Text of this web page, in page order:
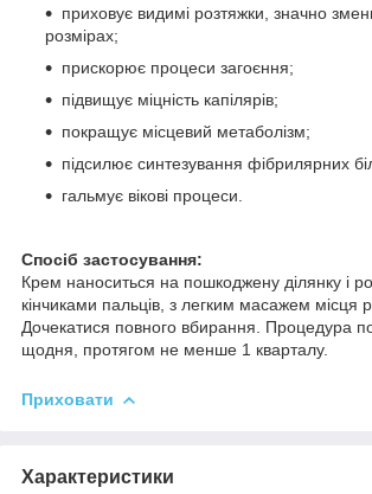
приховує видимі розтяжки, значно
розмірах;
прискорює процеси загоєння;
підвищує міцність капілярів;
покращує місцевий метаболізм;
підсилює синтезування фібрилярних
гальмує вікові процеси.
Спосіб застосування:
Крем наноситься на пошкоджену ділянку і
кінчиками пальців, з легким масажем місця
Дочекатися повного вбирання. Процедура
щодня, протягом не менше 1 кварталу.
Приховати
Характеристики